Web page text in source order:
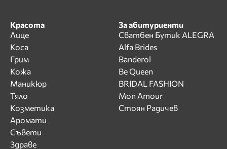
Красота
Лице
Коса
Грим
Кожа
Маникюр
Тяло
Козметика
Аромати
Съвети
Здраве
За абитуриенти
Сватбен Бутик ALEGRA
Alfa Brides
Banderol
Be Queen
BRIDAL FASHION
Mon Amour
Стоян Радичев